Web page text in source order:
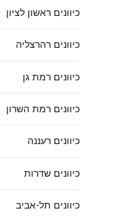
כיוונים ראשון לציון
כיוונים רהרצליה
כיוונים רמת גן
כיוונים רמת השרון
כיוונים רעננה
כיוונים שדרות
כיוונים תל-אביב